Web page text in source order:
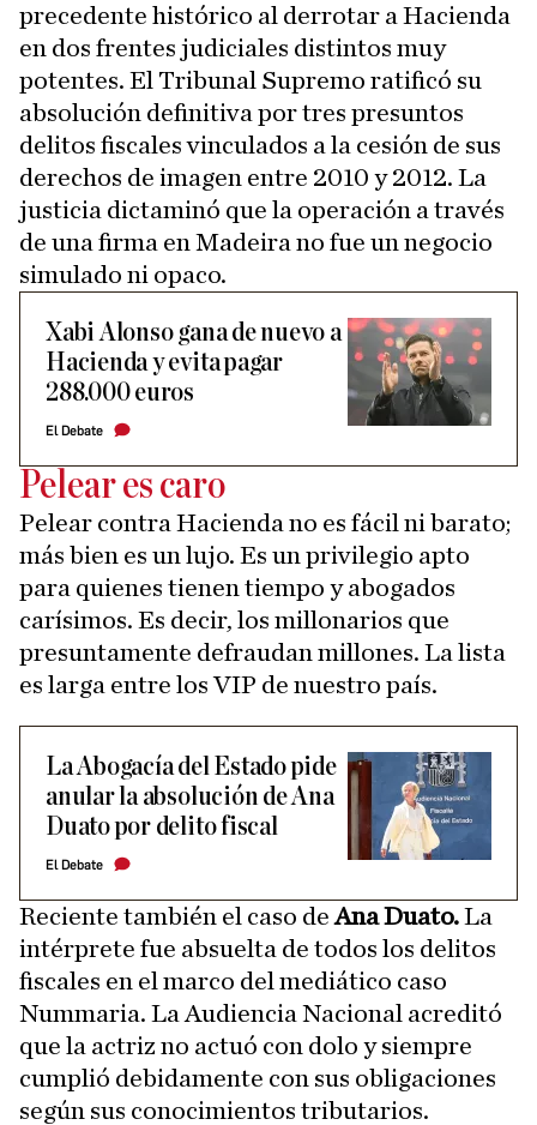
precedente histórico al derrotar a Hacienda
en dos frentes judiciales distintos muy
potentes. El Tribunal Supremo ratificó su
absolución definitiva por tres presuntos
delitos fiscales vinculados a la cesión de sus
derechos de imagen entre 2010 y 2012. La
justicia dictaminó que la operación a través
de una firma en Madeira no fue un negocio
simulado ni opaco.
Xabi Alonso gana de nuevo a
Hacienda y evita pagar
288.000 euros
El Debate
Pelear es caro
Pelear contra Hacienda no es fácil ni barato;
más bien es un lujo. Es un privilegio apto
para quienes tienen tiempo y abogados
carísimos. Es decir, los millonarios que
presuntamente defraudan millones. La lista
es larga entre los VIP de nuestro país.
La Abogacía del Estado pide
anular la absolución de Ana
Duato por delito fiscal
El Debate
Reciente también el caso deAna Duato.La
intérprete fue absuelta de todos los delitos
fiscales en el marco del mediático caso
Nummaria. La Audiencia Nacional acreditó
que la actriz no actuó con dolo y siempre
cumplió debidamente con sus obligaciones
según sus conocimientos tributarios.